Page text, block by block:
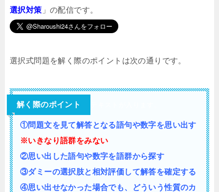
選択対策 」の配信です。
選択式問題を解く際のポイントは次の通りです。
解く際のポイント
①問題文を見て解答となる語句や数字を思い出す
※いきなり語群をみない
②思い出した語句や数字を語群から探す
③ダミーの選択肢と相対評価して解答を確定する
④思い出せなかった場合でも、どういう性質のカ